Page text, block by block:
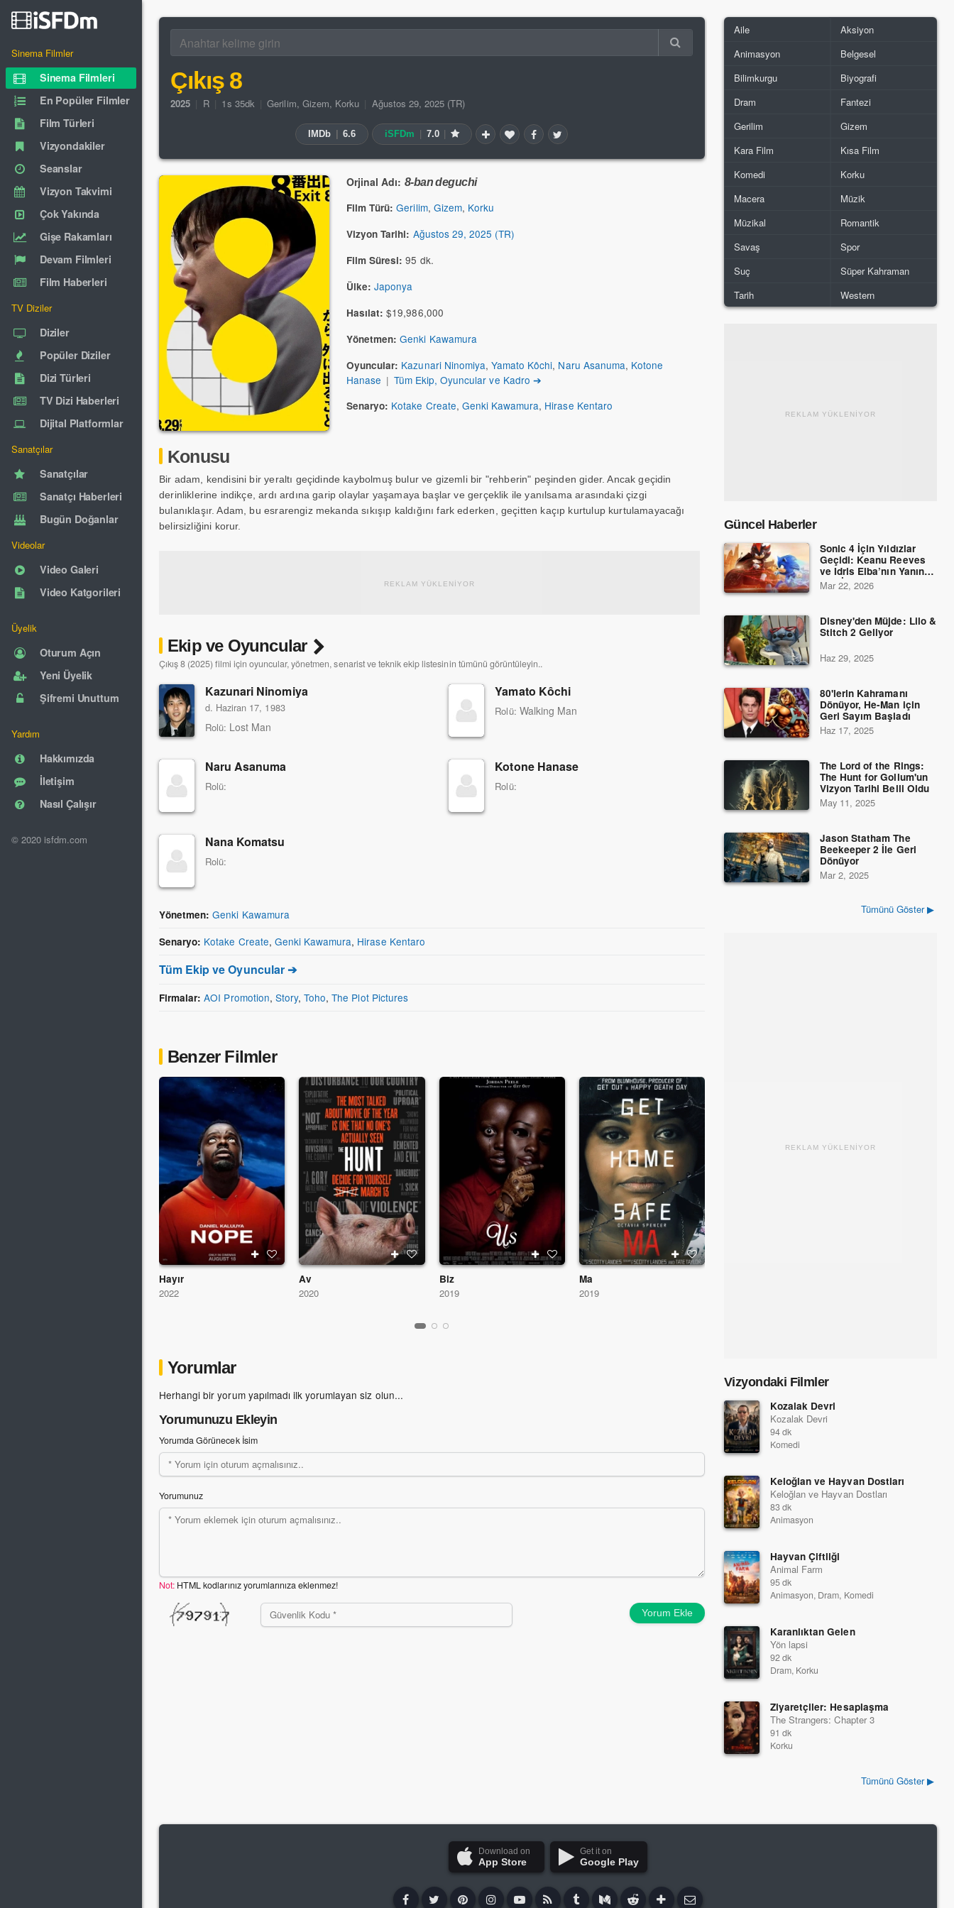
Sinema Filmler
Sinema Filmleri
En Popüler Filmler
Film Türleri
Vizyondakiler
Seanslar
Vizyon Takvimi
Çok Yakında
Gişe Rakamları
Devam Filmleri
Film Haberleri
TV Diziler
Diziler
Popüler Diziler
Dizi Türleri
TV Dizi Haberleri
Dijital Platformlar
Sanatçılar
Sanatçılar
Sanatçı Haberleri
Bugün Doğanlar
Videolar
Video Galeri
Video Katgorileri
Üyelik
Oturum Açın
Yeni Üyelik
Şifremi Unuttum
Yardım
Hakkımızda
İletişim
Nasıl Çalışır
© 2020 isfdm.com
Çıkış 8
2025 R 1s 35dk Gerilim, Gizem, Korku Ağustos 29, 2025 (TR)
IMDb 6.6 iSFDm 7.0
Orjinal Adı: 8-ban deguchi
Film Türü: Gerilim, Gizem, Korku
Vizyon Tarihi: Ağustos 29, 2025 (TR)
Film Süresi: 95 dk.
Ülke: Japonya
Hasılat: $19,986,000
Yönetmen: Genki Kawamura
Oyuncular: Kazunari Ninomiya, Yamato Kôchi, Naru Asanuma, Kotone
Hanase | Tüm Ekip, Oyuncular ve Kadro ➔
Senaryo: Kotake Create, Genki Kawamura, Hirase Kentaro
Konusu
Bir adam, kendisini bir yeraltı geçidinde kaybolmuş bulur ve gizemli bir "rehberin" peşinden gider. Ancak geçidin
derinliklerine indikçe, ardı ardına garip olaylar yaşamaya başlar ve gerçeklik ile yanılsama arasındaki çizgi
bulanıklaşır. Adam, bu esrarengiz mekanda sıkışıp kaldığını fark ederken, geçitten kaçıp kurtulup kurtulamayacağı
belirsizliğini korur.
REKLAM YÜKLENİYOR
Ekip ve Oyuncular
Çıkış 8 (2025) filmi için oyuncular, yönetmen, senarist ve teknik ekip listesinin tümünü görüntüleyin..
Kazunari Ninomiya
d. Haziran 17, 1983
Rolü: Lost Man
Yamato Kôchi
Rolü: Walking Man
Naru Asanuma
Rolü:
Kotone Hanase
Rolü:
Nana Komatsu
Rolü:
Yönetmen: Genki Kawamura
Senaryo: Kotake Create, Genki Kawamura, Hirase Kentaro
Tüm Ekip ve Oyuncular ➔
Firmalar: AOI Promotion, Story,Toho,The Plot Pictures
Benzer Filmler
Hayır
2022
Av
2020
Biz
2019
Ma
2019
Yorumlar
Herhangi bir yorum yapılmadı ilk yorumlayan siz olun...
Yorumunuzu Ekleyin
Yorumda Görünecek İsim
Yorumunuz
Not: HTML kodlarınız yorumlarınıza eklenmez!
Yorum Ekle
Aile
Aksiyon
Animasyon
Belgesel
Bilimkurgu
Biyografi
Dram
Fantezi
Gerilim
Gizem
Kara Film
Kısa Film
Komedi
Korku
Macera
Müzik
Müzikal
Romantik
Savaş
Spor
Suç
Süper Kahraman
Tarih
Western
REKLAM YÜKLENİYOR
Güncel Haberler
Sonic 4 İçin Yıldızlar
Geçidi: Keanu Reeves
ve Idris Elba’nın Yanına
Dev İsimler Katıldı!
Mar 22, 2026
Disney'den Müjde: Lilo &
Stitch 2 Geliyor
Haz 29, 2025
80'lerin Kahramanı
Dönüyor, He-Man için
Geri Sayım Başladı
Haz 17, 2025
The Lord of the Rings:
The Hunt for Gollum'un
Vizyon Tarihi Belli Oldu
May 11, 2025
Jason Statham The
Beekeeper 2 İle Geri
Dönüyor
Mar 2, 2025
Tümünü Göster ▶
REKLAM YÜKLENİYOR
Vizyondaki Filmler
Kozalak Devri
Kozalak Devri
94 dk
Komedi
Keloğlan ve Hayvan Dostları
Keloğlan ve Hayvan Dostları
83 dk
Animasyon
Hayvan Çiftliği
Animal Farm
95 dk
Animasyon, Dram, Komedi
Karanlıktan Gelen
Yön lapsi
92 dk
Dram, Korku
Ziyaretçiler: Hesaplaşma
The Strangers: Chapter 3
91 dk
Korku
Tümünü Göster ▶
Download on
App Store
Get it on
Google Play